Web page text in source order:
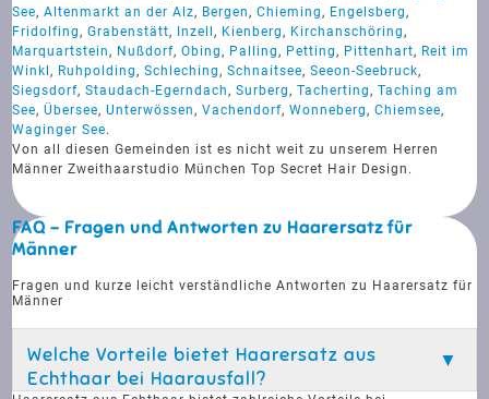
See,Altenmarkt an der Alz, Bergen,Chieming, Engelsberg,
Fridolfing,Grabenstätt, Inzell, Kienberg, Kirchanschöring,
Marquartstein, Nußdorf,Obing, Palling, Petting, Pittenhart, Reit im
Winkl, Ruhpolding,Schleching,Schnaitsee,Seeon-Seebruck,
Siegsdorf,Staudach-Egerndach,Surberg,Tacherting,Taching am
See,Übersee,Unterwössen,Vachendorf,Wonneberg,Chiemsee,
Waginger See.
Von all diesen Gemeinden ist es nicht weit zu unserem Herren
Männer Zweithaarstudio München Top Secret Hair Design.
FAQ - Fragen und Antworten zu Haarersatz für
Männer
Fragen und kurze leicht verständliche Antworten zu Haarersatz für
Männer
Welche Vorteile bietet Haarersatz aus
Echthaar bei Haarausfall?